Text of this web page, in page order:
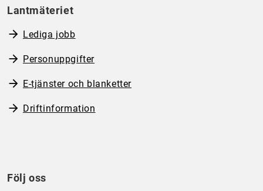
Lantmäteriet
Lediga jobb
Personuppgifter
E-tjänster och blanketter
Driftinformation
Följ oss